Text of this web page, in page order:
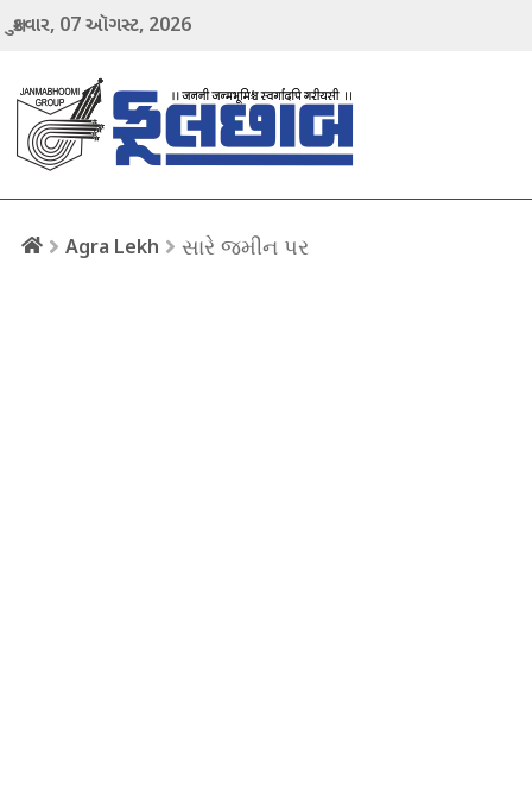
શુક્રવાર, 07ઑગસ્ટ, 2026
Agra Lekh સારે જમીન પર